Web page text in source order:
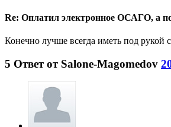
Re: Оплатил электронное ОСАГО, а
Конечно лучше всегда иметь под рукой
5 Ответ от Salone-Magomedov